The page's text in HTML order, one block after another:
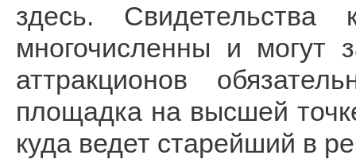
здесь. Свидетельства
многочисленны и могут
аттракционов
площадка на высшей
куда ведет старейший в